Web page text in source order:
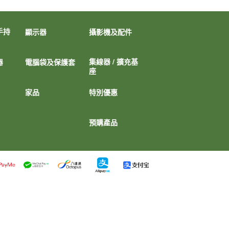
持 顯示器 攝影機及配件
電腦袋及保護套
集線器 / 擴充基
座
家品 特別優惠
預購產品